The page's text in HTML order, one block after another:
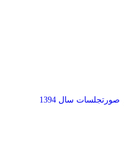
صورتجلسات سال 1394